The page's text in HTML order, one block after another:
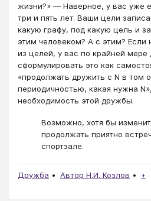
жизни?» — Наверное, у вас уже
три и пять лет. Ваши цели
какую графу, под какую цель и
этим человеком? А с этим? Если
из целей, у вас по крайней мере
сформулировать это как
«продолжать дружить с N в том
периодичностью, какая нужна
необходимость этой дружбы.
Возможно, хотя бы
продолжать приятно
спортзале.
Дружба Автор Н.И. Козлов +